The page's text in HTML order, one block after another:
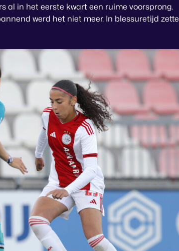
al in het eerste kwart een ruime voorsprong.
werd het niet meer. In blessuretijd zette